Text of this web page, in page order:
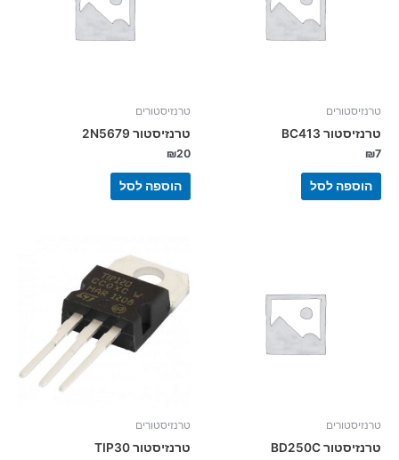
טרנזיסטורים
טרנזיסטור BC413
₪7
הוספה לסל
טרנזיסטורים
טרנזיסטור 2N5679
₪20
הוספה לסל
טרנזיסטורים
טרנזיסטור BD250C
טרנזיסטורים
טרנזיסטור TIP30